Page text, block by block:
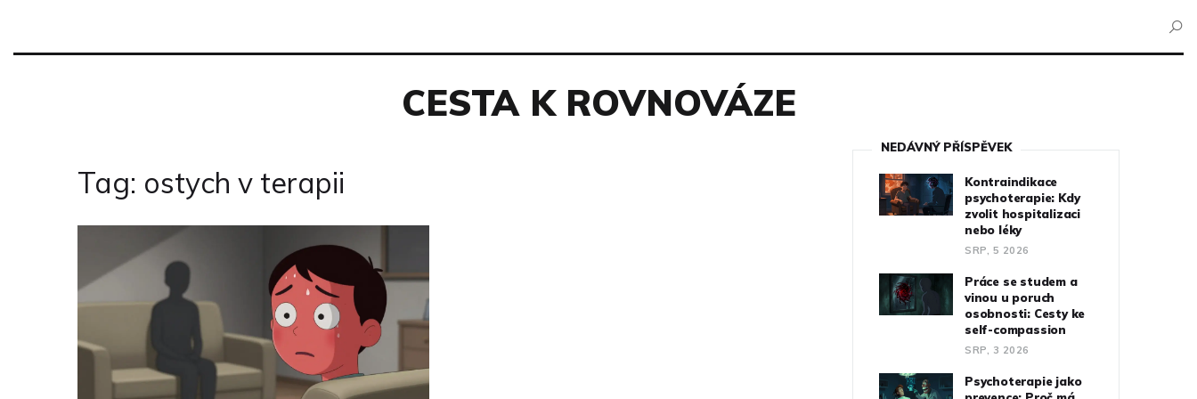
CESTA K ROVNOVÁZE
Tag: ostych v terapii
NEDÁVNÝ PŘÍSPĚVEK
Kontraindikace
psychoterapie: Kdy
zvolit hospitalizaci
nebo léky
SRP, 5 2026
Práce se studem a
vinou u poruch
osobnosti: Cesty ke
self-compassion
SRP, 3 2026
Psychoterapie jako